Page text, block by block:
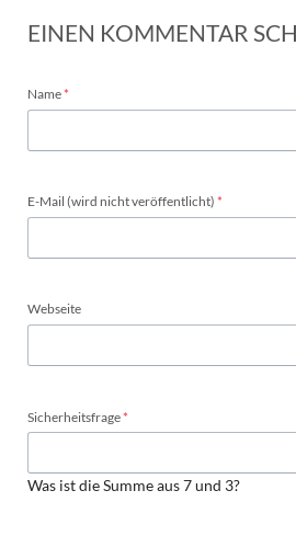
EINEN KOMMENTAR
Pflichtfeld
Name*
Pflichtfeld
E-Mail (wird nicht veröffentlicht) *
Webseite
Pflichtfeld
Sicherheitsfrage*
Was ist die Summe aus 7 und 3?